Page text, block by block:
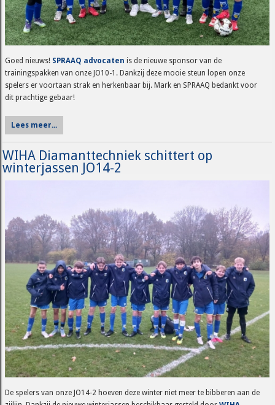
Goed nieuws! SPRAAQ advocaten is de nieuwe sponsor van de
trainingspakken van onze JO10-1. Dankzij deze mooie steun lopen onze
spelers er voortaan strak en herkenbaar bij. Mark en SPRAAQ bedankt voor
dit prachtige gebaar!
Lees meer...
WIHA Diamanttechniek schittert op
winterjassen JO14-2
De spelers van onze JO14-2 hoeven deze winter niet meer te bibberen aan de